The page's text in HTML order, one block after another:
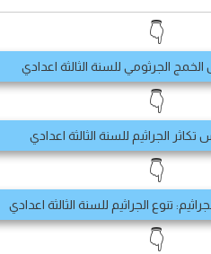
👇
الجرثومي للسنة الثالثة اعدادي
👇
الجراثيم للسنة الثالثة اعدادي
👇
تنوع الجراثيم للسنة الثالثة اعدادي
👇